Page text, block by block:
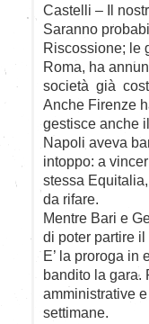
Castelli – Il
Saranno
Riscossione; le
Roma, ha
società già
Anche Firenze
gestisce anche
Napoli aveva
intoppo: a
stessa
da rifare.
Mentre Bari e
di poter partire
E’ la proroga in
bandito la gara.
amministrative
settimane.